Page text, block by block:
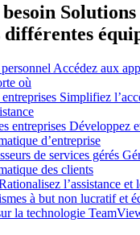
Accédez aux
où
Simplifiez
entreprises Développez
d’entreprise
de services gérés
des clients
l’assistance et
à but non lucratif et
la technologie